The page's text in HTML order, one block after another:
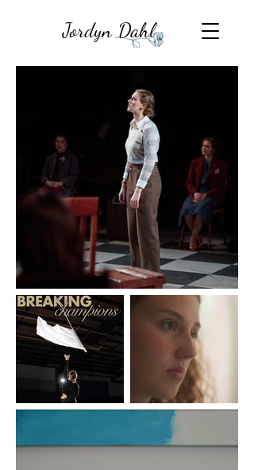
Jordyn Dahl